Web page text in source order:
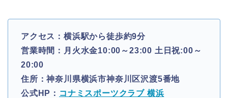
アクセス：横浜駅から徒歩約9分
営業時間：月火水金10:00～23:00 土日祝:00～
20:00
住所：神奈川県横浜市神奈川区沢渡5番地
公式HP： コナミスポーツクラブ 横浜